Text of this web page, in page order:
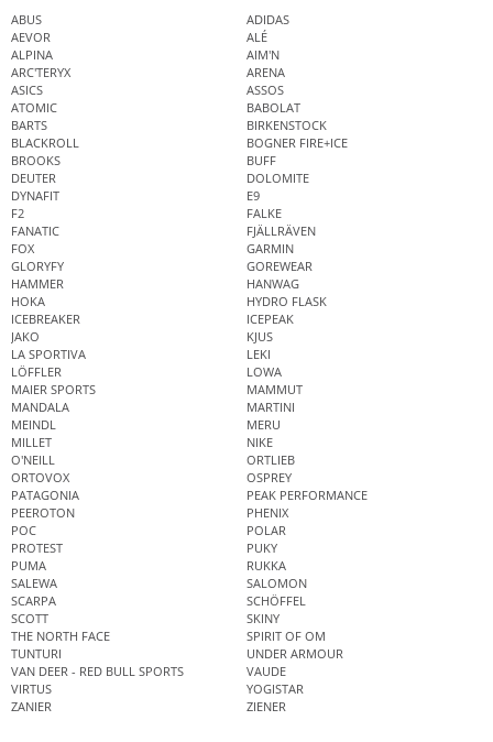
ABUS
ADIDAS
AEVOR
ALÉ
ALPINA
AIM'N
ARC'TERYX
ARENA
ASICS
ASSOS
ATOMIC
BABOLAT
BARTS
BIRKENSTOCK
BLACKROLL
BOGNER FIRE+ICE
BROOKS
BUFF
DEUTER
DOLOMITE
DYNAFIT
E9
F2
FALKE
FANATIC
FJÄLLRÄVEN
FOX
GARMIN
GLORYFY
GOREWEAR
HAMMER
HANWAG
HOKA
HYDRO FLASK
ICEBREAKER
ICEPEAK
JAKO
KJUS
LA SPORTIVA
LEKI
LÖFFLER
LOWA
MAIER SPORTS
MAMMUT
MANDALA
MARTINI
MEINDL
MERU
MILLET
NIKE
O'NEILL
ORTLIEB
ORTOVOX
OSPREY
PATAGONIA
PEAK PERFORMANCE
PEEROTON
PHENIX
POC
POLAR
PROTEST
PUKY
PUMA
RUKKA
SALEWA
SALOMON
SCARPA
SCHÖFFEL
SCOTT
SKINY
THE NORTH FACE
SPIRIT OF OM
TUNTURI
UNDER ARMOUR
VAN DEER - RED BULL SPORTS
VAUDE
VIRTUS
YOGISTAR
ZANIER
ZIENER